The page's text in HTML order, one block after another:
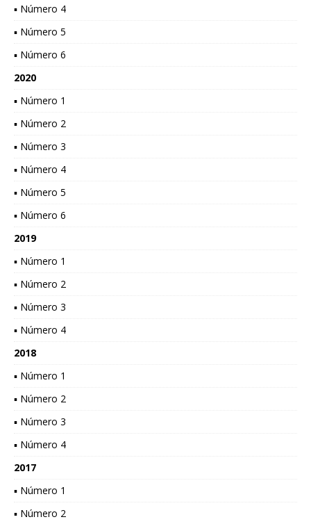
▪ Número 4
▪ Número 5
▪ Número 6
2020
▪ Número 1
▪ Número 2
▪ Número 3
▪ Número 4
▪ Número 5
▪ Número 6
2019
▪ Número 1
▪ Número 2
▪ Número 3
▪ Número 4
2018
▪ Número 1
▪ Número 2
▪ Número 3
▪ Número 4
2017
▪ Número 1
▪ Número 2